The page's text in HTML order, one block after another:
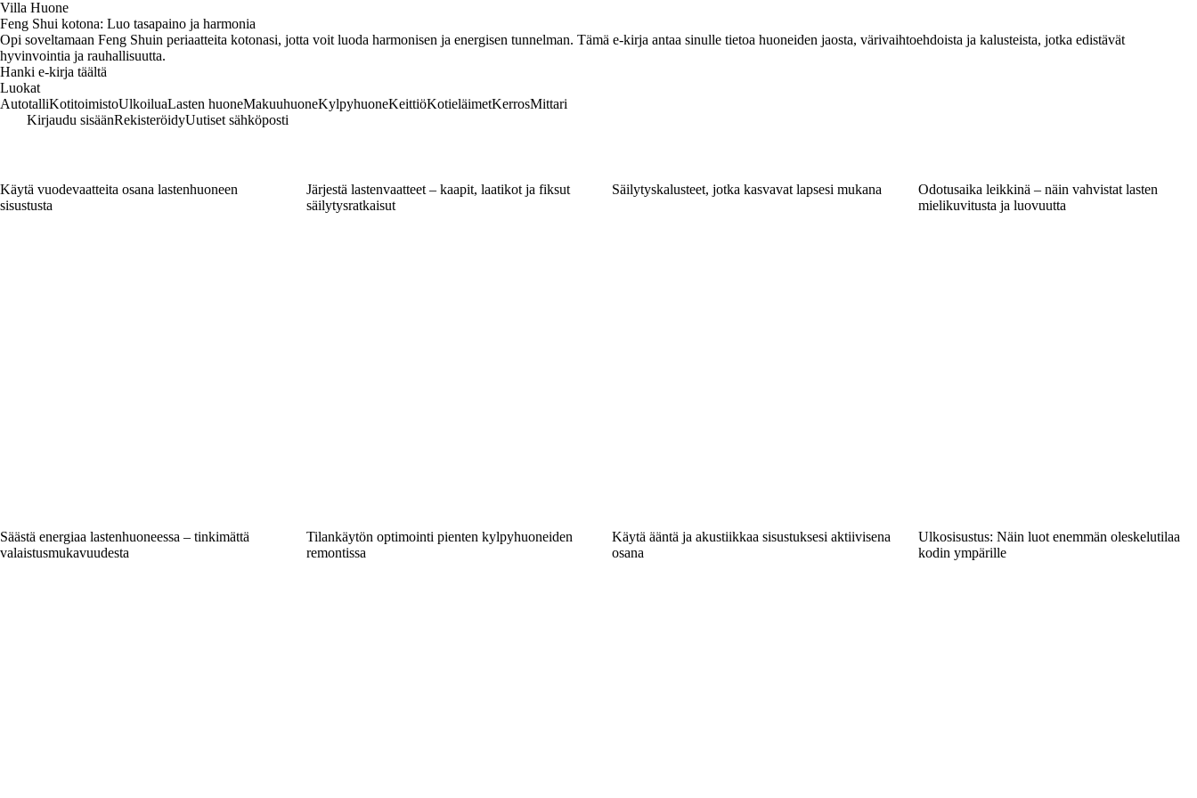
Villa Huone
Feng Shui kotona: Luo tasapaino ja harmonia
Opi soveltamaan Feng Shuin periaatteita kotonasi, jotta voit luoda harmonisen ja energisen tunnelman. Tämä e-kirja antaa sinulle tietoa huoneiden jaosta, värivaihtoehdoista ja kalusteista, jotka edistävät
hyvinvointia ja rauhallisuutta.
Hanki e-kirja täältä
Luokat
AutotalliKotitoimistoUlkoiluaLasten huoneMakuuhuoneKylpyhuoneKeittiöKotieläimetKerrosMittari
Kirjaudu sisäänRekisteröidyUutiset sähköposti
Käytä vuodevaatteita osana lastenhuoneen
sisustusta
Järjestä lastenvaatteet – kaapit, laatikot ja fiksut
säilytysratkaisut
Säilytyskalusteet, jotka kasvavat lapsesi mukana
Odotusaika leikkinä – näin vahvistat lasten
mielikuvitusta ja luovuutta
Säästä energiaa lastenhuoneessa – tinkimättä
valaistusmukavuudesta
Tilankäytön optimointi pienten kylpyhuoneiden
remontissa
Käytä ääntä ja akustiikkaa sisustuksesi aktiivisena
osana
Ulkosisustus: Näin luot enemmän oleskelutilaa
kodin ympärille